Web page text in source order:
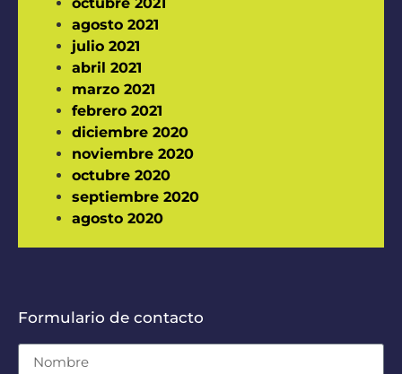
agosto 2021
julio 2021
abril 2021
marzo 2021
febrero 2021
diciembre 2020
noviembre 2020
octubre 2020
septiembre 2020
agosto 2020
Formulario de contacto